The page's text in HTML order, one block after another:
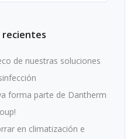
recientes
de nuestras soluciones
forma parte de Dantherm
en climatización e